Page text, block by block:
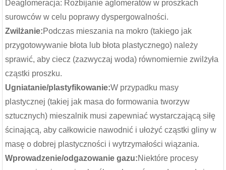
Deaglomeracja: Rozbijanie aglomeratów w proszkach
surowców w celu poprawy dyspergowalności.
Zwilżanie:Podczas mieszania na mokro (takiego jak
przygotowywanie błota lub błota plastycznego) należy
sprawić, aby ciecz (zazwyczaj woda) równomiernie zwilżyła
cząstki proszku.
Ugniatanie/plastyfikowanie:W przypadku masy
plastycznej (takiej jak masa do formowania tworzyw
sztucznych) mieszalnik musi zapewniać wystarczającą siłę
ścinającą, aby całkowicie nawodnić i ułożyć cząstki gliny w
masę o dobrej plastyczności i wytrzymałości wiązania.
Wprowadzenie/odgazowanie gazu:Niektóre procesy
Betonu
HZS60 O
60 M³/h | 1000 ...
Betoniarka Laboratoryjna